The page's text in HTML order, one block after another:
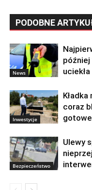
PODOBNE
News
później
Inwestycje
coraz
Bezpieczeństwo
Ulewy